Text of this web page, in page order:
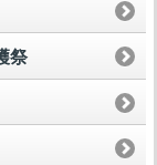
祭